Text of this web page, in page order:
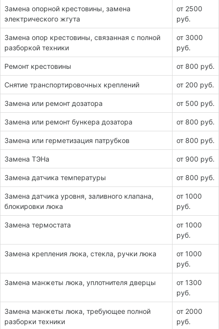
Замена опорной крестовины, замена
электрического жгута
от 2500
руб.
Замена опор крестовины, связанная с полной
разборкой техники
от 3000
руб.
Ремонт крестовины от 800 руб.
Снятие транспортировочных креплений от 200 руб.
Замена или ремонт дозатора от 500 руб.
Замена или ремонт бункера дозатора от 800 руб.
Замена или герметизация патрубков от 800 руб.
Замена ТЭНа от 900 руб.
Замена датчика температуры от 800 руб.
Замена датчика уровня, заливного клапана,
блокировки люка
от 1000
руб.
Замена термостата
от 1000
руб.
Замена крепления люка, стекла, ручки люка
от 1000
руб.
Замена манжеты люка, уплотнителя дверцы
от 1300
руб.
Замена манжеты люка, требующее полной
разборки техники
от 2000
руб.